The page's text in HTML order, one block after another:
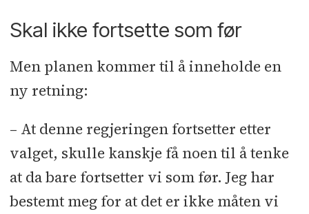
Skal ikke fortsette som før
Men planen kommer til å inneholde en
ny retning:
– At denne regjeringen fortsetter etter
valget, skulle kanskje få noen til å tenke
at da bare fortsetter vi som før. Jeg har
bestemt meg for at det er ikke måten vi